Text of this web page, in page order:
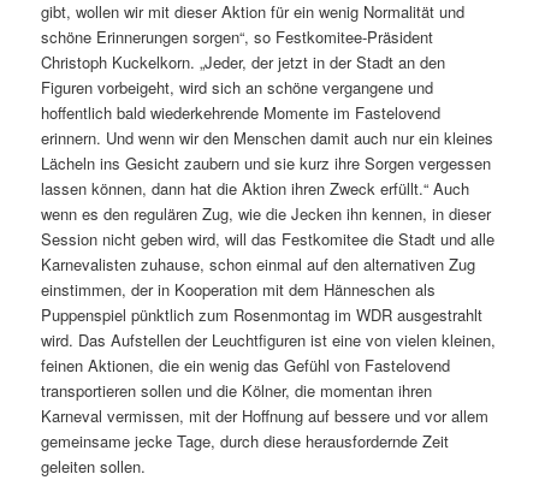
gibt, wollen wir mit dieser Aktion für ein wenig Normalität und
schöne Erinnerungen sorgen“, so Festkomitee-Präsident
Christoph Kuckelkorn. „Jeder, der jetzt in der Stadt an den
Figuren vorbeigeht, wird sich an schöne vergangene und
hoffentlich bald wiederkehrende Momente im Fastelovend
erinnern. Und wenn wir den Menschen damit auch nur ein kleines
Lächeln ins Gesicht zaubern und sie kurz ihre Sorgen vergessen
lassen können, dann hat die Aktion ihren Zweck erfüllt.“ Auch
wenn es den regulären Zug, wie die Jecken ihn kennen, in dieser
Session nicht geben wird, will das Festkomitee die Stadt und alle
Karnevalisten zuhause, schon einmal auf den alternativen Zug
einstimmen, der in Kooperation mit dem Hänneschen als
Puppenspiel pünktlich zum Rosenmontag im WDR ausgestrahlt
wird. Das Aufstellen der Leuchtfiguren ist eine von vielen kleinen,
feinen Aktionen, die ein wenig das Gefühl von Fastelovend
transportieren sollen und die Kölner, die momentan ihren
Karneval vermissen, mit der Hoffnung auf bessere und vor allem
gemeinsame jecke Tage, durch diese herausfordernde Zeit
geleiten sollen.